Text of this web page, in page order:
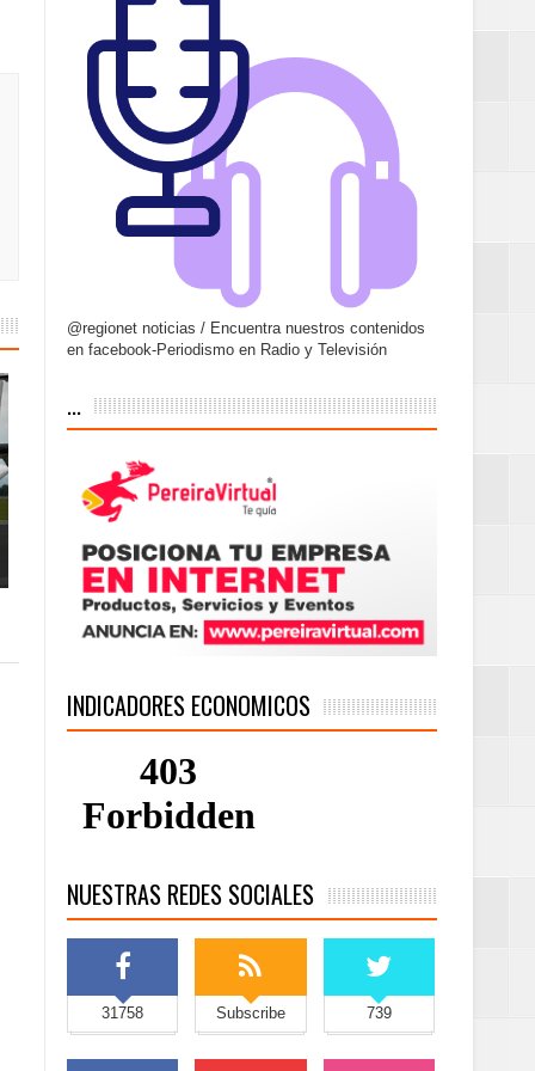
@regionet noticias / Encuentra nuestros contenidos
en facebook-Periodismo en Radio y Televisión
...
INDICADORES ECONOMICOS
NUESTRAS REDES SOCIALES
31758 Subscribe 739